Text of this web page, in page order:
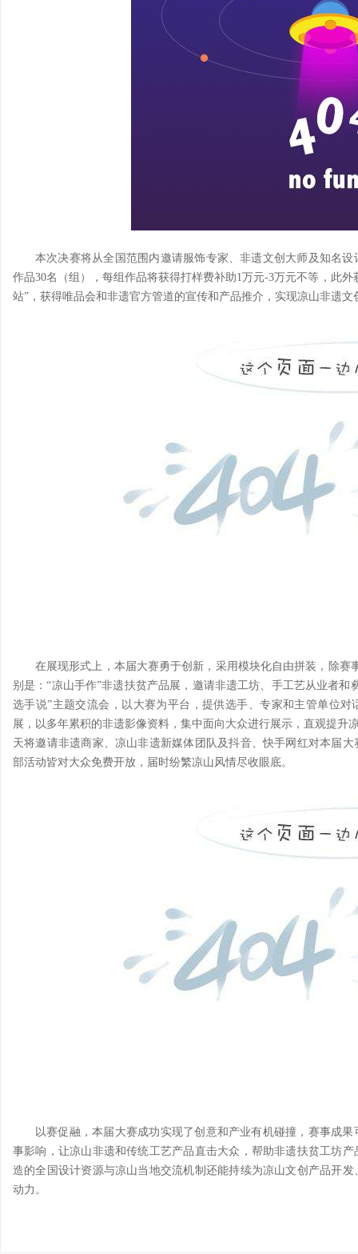
本次决赛将从全国范围内邀请服饰专家、非遗文创大师及知名
作品30名（组），每组作品将获得打样费补助1万元-3万元不等，此
站”，获得唯品会和非遗官方管道的宣传和产品推介，实现凉山非遗
在展现形式上，本届大赛勇于创新，采用模块化自由拼装，除
别是：“凉山手作”非遗扶贫产品展，邀请非遗工坊、手工艺从业者
选手说”主题交流会，以大赛为平台，提供选手、专家和主管单位
展，以多年累积的非遗影像资料，集中面向大众进行展示，直观提升
天将邀请非遗商家、凉山非遗新媒体团队及抖音、快手网红对本届
部活动皆对大众免费开放，届时纷繁凉山风情尽收眼底。
以赛促融，本届大赛成功实现了创意和产业有机碰撞，赛事成
事影响，让凉山非遗和传统工艺产品直击大众，帮助非遗扶贫工坊
造的全国设计资源与凉山当地交流机制还能持续为凉山文创产品开
动力。